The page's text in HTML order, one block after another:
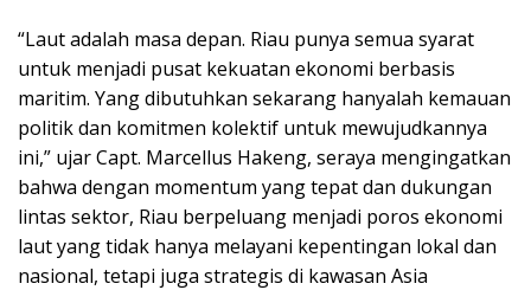
“Laut adalah masa depan. Riau punya semua syarat
untuk menjadi pusat kekuatan ekonomi berbasis
maritim. Yang dibutuhkan sekarang hanyalah kemauan
politik dan komitmen kolektif untuk mewujudkannya
ini,” ujar Capt. Marcellus Hakeng, seraya mengingatkan
bahwa dengan momentum yang tepat dan dukungan
lintas sektor, Riau berpeluang menjadi poros ekonomi
laut yang tidak hanya melayani kepentingan lokal dan
nasional, tetapi juga strategis di kawasan Asia